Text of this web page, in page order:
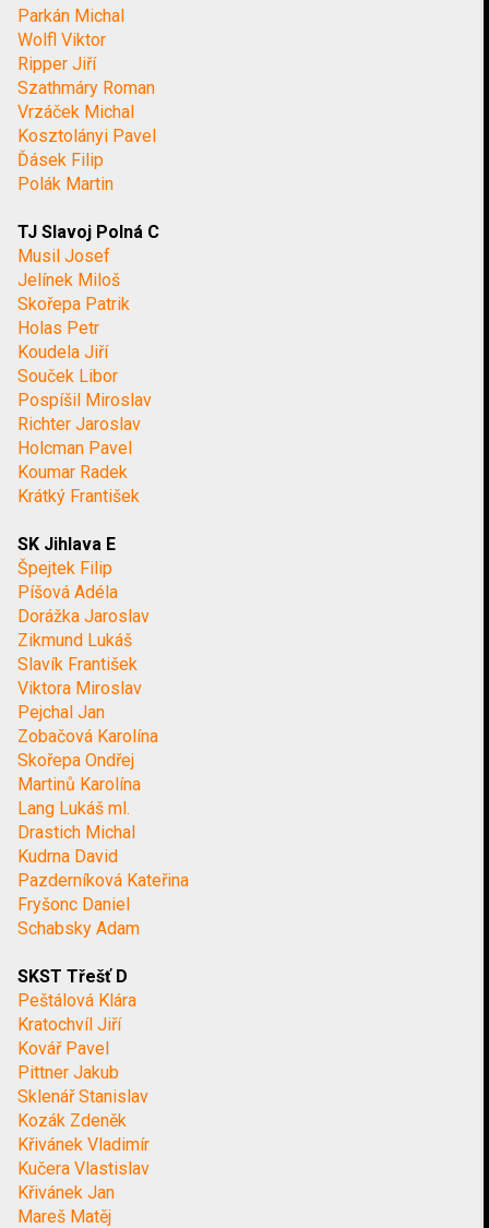
Parkán Michal
Wolfl Viktor
Ripper Jiří
Szathmáry Roman
Vrzáček Michal
Kosztolányi Pavel
Ďásek Filip
Polák Martin
TJ Slavoj Polná C
Musil Josef
Jelínek Miloš
Skořepa Patrik
Holas Petr
Koudela Jiří
Souček Libor
Pospíšil Miroslav
Richter Jaroslav
Holcman Pavel
Koumar Radek
Krátký František
SK Jihlava E
Špejtek Filip
Píšová Adéla
Dorážka Jaroslav
Zikmund Lukáš
Slavík František
Viktora Miroslav
Pejchal Jan
Zobačová Karolína
Skořepa Ondřej
Martinů Karolína
Lang Lukáš ml.
Drastich Michal
Kudrna David
Pazderníková Kateřina
Fryšonc Daniel
Schabsky Adam
SKST Třešť D
Peštálová Klára
Kratochvíl Jiří
Kovář Pavel
Pittner Jakub
Sklenář Stanislav
Kozák Zdeněk
Křivánek Vladimír
Kučera Vlastislav
Křivánek Jan
Mareš Matěj